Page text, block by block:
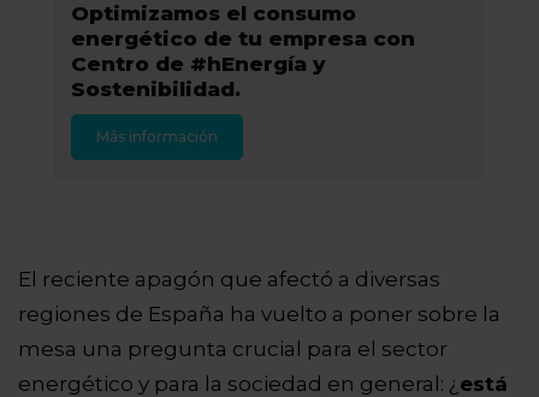
Optimizamos el consumo
energético de tu empresa con
Centro de #hEnergía y
Sostenibilidad.
Más información
El reciente apagón que afectó a diversas
regiones de España ha vuelto a poner sobre la
mesa una pregunta crucial para el sector
energético y para la sociedad en general: ¿ está